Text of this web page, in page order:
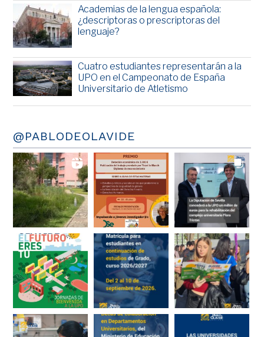
Academias de la lengua española:
¿descriptoras o prescriptoras del
lenguaje?
Cuatro estudiantes representarán a la
UPO en el Campeonato de España
Universitario de Atletismo
@PABLODEOLAVIDE